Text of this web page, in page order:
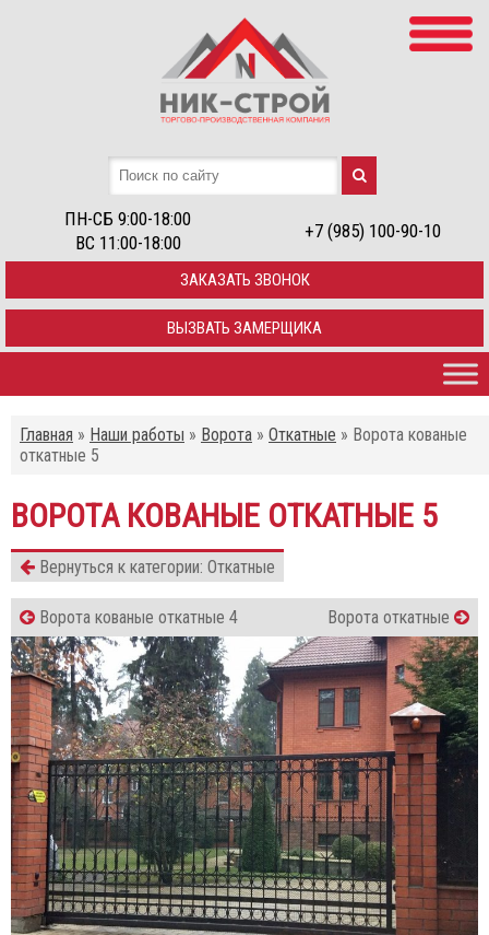
ПН-СБ 9:00-18:00
ВС 11:00-18:00
+7 (985) 100-90-10
ЗАКАЗАТЬ ЗВОНОК
ВЫЗВАТЬ ЗАМЕРЩИКА
Главная » Наши работы » Ворота » Откатные » Ворота кованые
откатные 5
ВОРОТА КОВАНЫЕ ОТКАТНЫЕ 5
Вернуться к категории: Откатные
Ворота кованые откатные 4 Ворота откатные